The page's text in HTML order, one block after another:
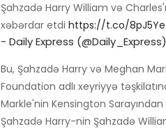
Şahzadə Harry William və
xəbərdar etdi https://t.co/
- Daily Express (@Daily_Express)
Bu, Şahzadə Harry və Meghan
Foundation adlı xeyriyyə
Markle'nin Kensington
Şahzadə Harry-nin Şahzadə